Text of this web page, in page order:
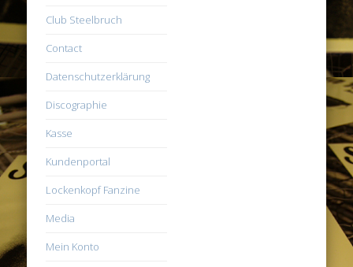
Club Steelbruch
Contact
Datenschutzerklärung
Discographie
Kasse
Kundenportal
Lockenkopf Fanzine
Media
Mein Konto